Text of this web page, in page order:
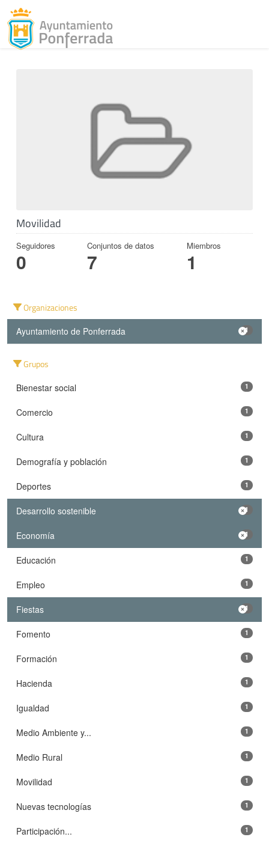
Movilidad
Seguidores
0
Conjuntos de datos
7
Miembros
1
Organizaciones
Ayuntamiento de Ponferrada 1
Grupos
Bienestar social 1
Comercio 1
Cultura 1
Demografía y población 1
Deportes 1
Desarrollo sostenible 1
Economía 1
Educación 1
Empleo 1
Fiestas 1
Fomento 1
Formación 1
Hacienda 1
Igualdad 1
Medio Ambiente y... 1
Medio Rural 1
Movilidad 1
Nuevas tecnologías 1
Participación... 1